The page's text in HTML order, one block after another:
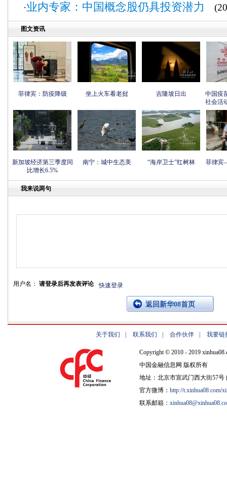
·业内专家：中国概念股仍具投资潜力
图文资讯
菲律宾：防疫降级 坐上火车看老挝 吉隆坡日出
中国疫
社会活
新加坡经济第三季度同
比增长6.5%
南宁：城中生态美 “海岸卫士”红树林 菲律宾
我来说两句
用户名： 请登录后再发表评论 快速登录
返回新华08首页
关于我们 联系我们 合作伙伴 我要链
Copyright © 2010 - 2019
中国金融信息网 版权所有
地址：北京市宣武门西大街57号
官方微博： http://t.xinhua08.com/
联系邮箱：